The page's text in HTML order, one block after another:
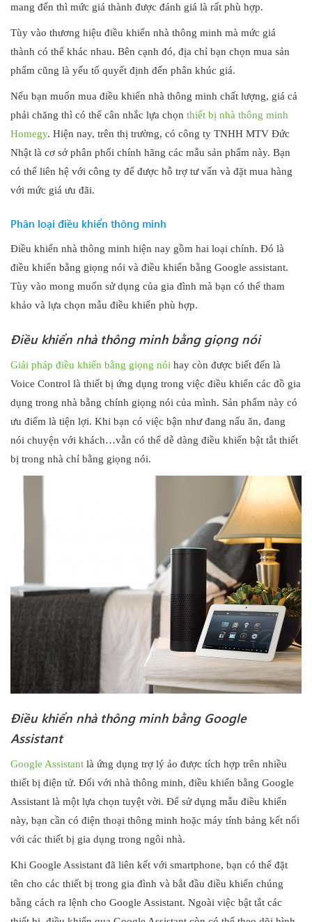
mang đến thì mức giá thành được đánh giá là rất phù hợp.
Tùy vào thương hiệu điều khiển nhà thông minh mà mức giá
thành có thể khác nhau. Bên cạnh đó, địa chỉ bạn chọn mua sản
phẩm cũng là yếu tố quyết định đến phân khúc giá.
Nếu bạn muốn mua điều khiển nhà thông minh chất lượng, giá cả
phải chăng thì có thể cân nhắc lựa chọn thiết bị nhà thông minh
Homegy. Hiện nay, trên thị trường, có công ty TNHH MTV Đức
Nhật là cơ sở phân phối chính hãng các mẫu sản phẩm này. Bạn
có thể liên hệ với công ty để được hỗ trợ tư vấn và đặt mua hàng
với mức giá ưu đãi.
Phân loại điều khiển thông minh
Điều khiển nhà thông minh hiện nay gồm hai loại chính. Đó là
điều khiển bằng giọng nói và điều khiển bằng Google assistant.
Tùy vào mong muốn sử dụng của gia đình mà bạn có thể tham
khảo và lựa chọn mẫu điều khiển phù hợp.
Điều khiển nhà thông minh bằng giọng nói
Giải pháp điều khiển bằng giọng nói hay còn được biết đến là
Voice Control là thiết bị ứng dụng trong việc điều khiển các đồ gia
dụng trong nhà bằng chính giọng nói của mình. Sản phẩm này có
ưu điểm là tiện lợi. Khi bạn có việc bận như đang nấu ăn, đang
nói chuyện với khách…vẫn có thể dễ dàng điều khiển bật tắt thiết
bị trong nhà chỉ bằng giọng nói.
Điều khiển nhà thông minh bằng Google
Assistant
Google Assistant là ứng dụng trợ lý ảo được tích hợp trên nhiều
thiết bị điện tử. Đối với nhà thông minh, điều khiển bằng Google
Assistant là một lựa chọn tuyệt vời. Để sử dụng mẫu điều khiển
này, bạn cần có điện thoại thông minh hoặc máy tính bảng kết nối
với các thiết bị gia dụng trong ngôi nhà.
Khi Google Assistant đã liên kết với smartphone, bạn có thể đặt
tên cho các thiết bị trong gia đình và bắt đầu điều khiển chúng
bằng cách ra lệnh cho Google Assistant. Ngoài việc bật tắt các